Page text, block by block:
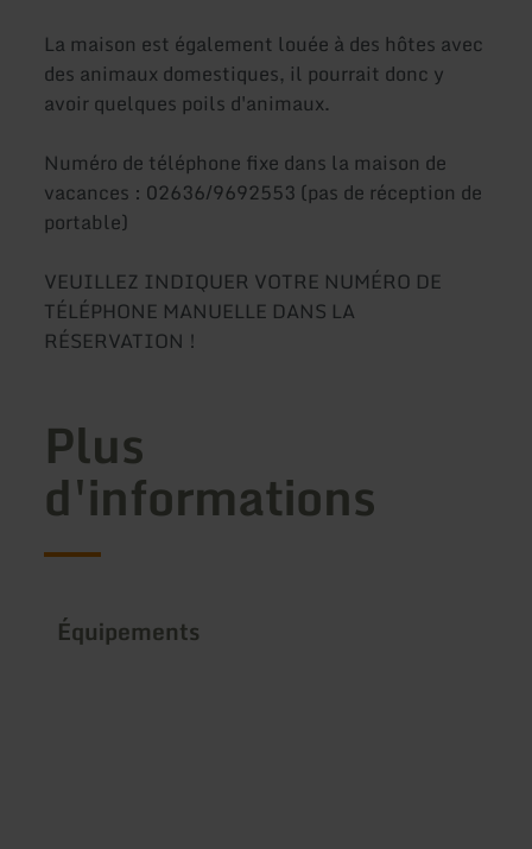
La maison est également louée à des hôtes avec
des animaux domestiques, il pourrait donc y
avoir quelques poils d'animaux.
Numéro de téléphone fixe dans la maison de
vacances : 02636/9692553 (pas de réception de
portable)
VEUILLEZ INDIQUER VOTRE NUMÉRO DE
TÉLÉPHONE MANUELLE DANS LA
RÉSERVATION !
Plus
d'informations
Équipements